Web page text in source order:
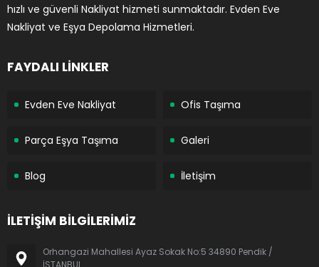
hızlı ve güvenli Nakliyat hizmeti sunmaktadır. Evden Eve
Nakliyat ve Eşya Depolama Hizmetleri.
FAYDALI LİNKLER
Evden Eve Nakliyat Ofis Taşıma
Parça Eşya Taşıma Galeri
Blog İletişim
İLETİŞİM BİLGİLERİMİZ
Orhangazi Mahallesi Ayaz Sokak No:5 34890 Pendik /